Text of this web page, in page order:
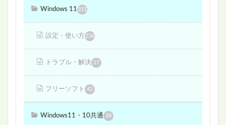
Windows 11 311
設定・使い方236
トラブル・解決 27
フリーソフト 42
Windows11・10共通 34